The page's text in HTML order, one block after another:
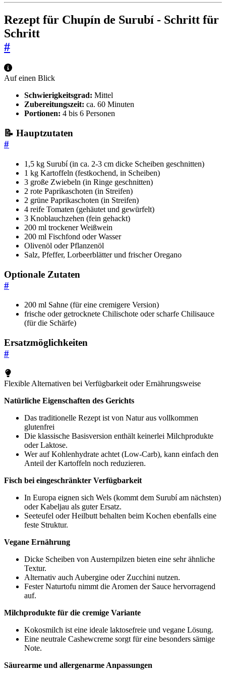
Rezept für Chupín de Surubí - Schritt für
Schritt
#
Auf einen Blick
Schwierigkeitsgrad: Mittel
Zubereitungszeit: ca. 60 Minuten
Portionen: 4 bis 6 Personen
📝 Hauptzutaten
#
1,5 kg Surubí (in ca. 2-3 cm dicke Scheiben geschnitten)
1 kg Kartoffeln (festkochend, in Scheiben)
3 große Zwiebeln (in Ringe geschnitten)
2 rote Paprikaschoten (in Streifen)
2 grüne Paprikaschoten (in Streifen)
4 reife Tomaten (gehäutet und gewürfelt)
3 Knoblauchzehen (fein gehackt)
200 ml trockener Weißwein
200 ml Fischfond oder Wasser
Olivenöl oder Pflanzenöl
Salz, Pfeffer, Lorbeerblätter und frischer Oregano
Optionale Zutaten
#
200 ml Sahne (für eine cremigere Version)
frische oder getrocknete Chilischote oder scharfe Chilisauce
(für die Schärfe)
Ersatzmöglichkeiten
#
Flexible Alternativen bei Verfügbarkeit oder Ernährungsweise
Natürliche Eigenschaften des Gerichts
Das traditionelle Rezept ist von Natur aus vollkommen
glutenfrei
Die klassische Basisversion enthält keinerlei Milchprodukte
oder Laktose.
Wer auf Kohlenhydrate achtet (Low-Carb), kann einfach den
Anteil der Kartoffeln noch reduzieren.
Fisch bei eingeschränkter Verfügbarkeit
In Europa eignen sich Wels (kommt dem Surubí am nächsten)
oder Kabeljau als guter Ersatz.
Seeteufel oder Heilbutt behalten beim Kochen ebenfalls eine
feste Struktur.
Vegane Ernährung
Dicke Scheiben von Austernpilzen bieten eine sehr ähnliche
Textur.
Alternativ auch Aubergine oder Zucchini nutzen.
Fester Naturtofu nimmt die Aromen der Sauce hervorragend
auf.
Milchprodukte für die cremige Variante
Kokosmilch ist eine ideale laktosefreie und vegane Lösung.
Eine neutrale Cashewcreme sorgt für eine besonders sämige
Note.
Säurearme und allergenarme Anpassungen